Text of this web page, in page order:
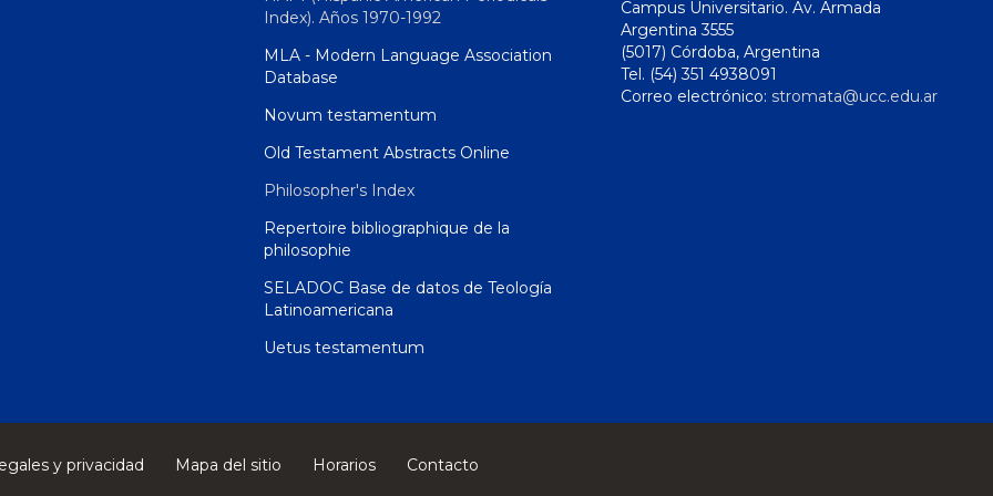
Index). Años 1970-1992
MLA - Modern Language Association
Database
Novum testamentum
Old Testament Abstracts Online
Philosopher's Index
Repertoire bibliographique de la
philosophie
SELADOC Base de datos de Teología
Latinoamericana
Uetus testamentum
Campus Universitario. Av. Armada
Argentina 3555
(5017) Córdoba, Argentina
Tel. (54) 351 4938091
Correo electrónico: stromata@ucc.edu.ar
y privacidad Mapa del sitio Horarios
Contacto